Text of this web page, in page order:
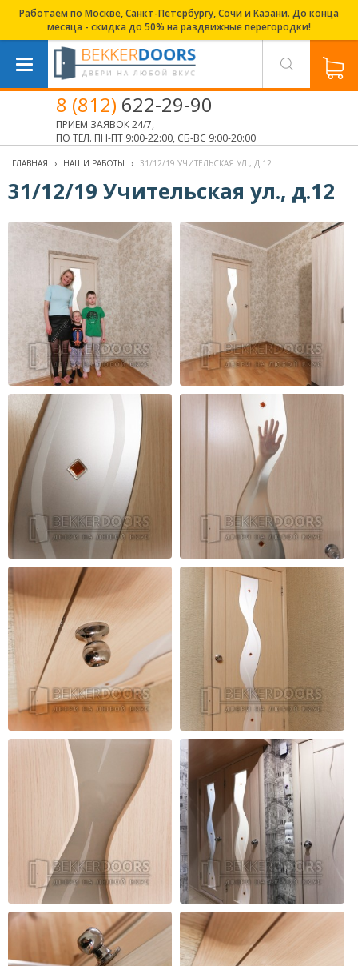
Работаем по Москве, Санкт-Петербургу, Сочи и Казани. До конца
месяца - скидка до 50% на раздвижные перегородки!
8 (812) 622-29-90
ПРИЕМ ЗАЯВОК 24/7,
ПО ТЕЛ. ПН-ПТ 9:00-22:00, СБ-ВС 9:00-20:00
ГЛАВНАЯ › НАШИ РАБОТЫ › 31/12/19 УЧИТЕЛЬСКАЯ УЛ., Д.12
31/12/19 Учительская ул., д.12